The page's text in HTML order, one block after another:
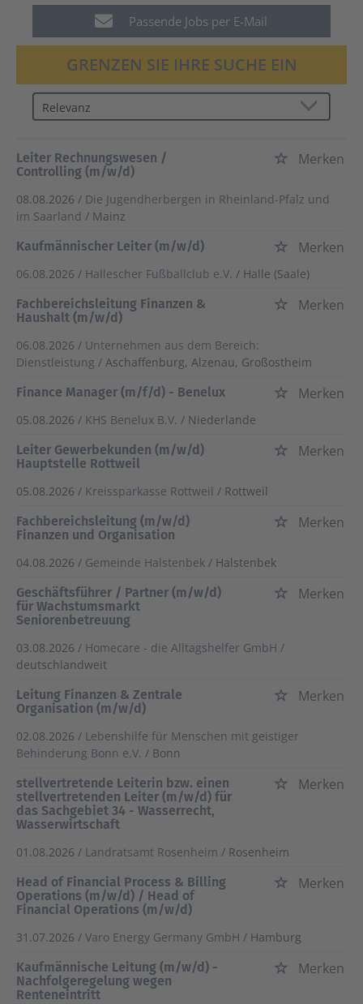
Passende Jobs per E-Mail
GRENZEN SIE IHRE SUCHE EIN
Leiter Rechnungswesen /
Controlling (m/w/d)
Merken
08.08.2026 / Die Jugendherbergen in Rheinland-Pfalz und
im Saarland / Mainz
Kaufmännischer Leiter (m/w/d)
Merken
06.08.2026 / Hallescher Fußballclub e.V. / Halle (Saale)
Fachbereichsleitung Finanzen &
Haushalt (m/w/d)
Merken
06.08.2026 / Unternehmen aus dem Bereich:
Dienstleistung / Aschaffenburg, Alzenau, Großostheim
Finance Manager (m/f/d) - Benelux
Merken
05.08.2026 / KHS Benelux B.V. / Niederlande
Leiter Gewerbekunden (m/w/d)
Hauptstelle Rottweil
Merken
05.08.2026 / Kreissparkasse Rottweil / Rottweil
Fachbereichsleitung (m/w/d)
Finanzen und Organisation
Merken
04.08.2026 / Gemeinde Halstenbek / Halstenbek
Geschäftsführer / Partner (m/w/d)
für Wachstumsmarkt
Seniorenbetreuung
Merken
03.08.2026 / Homecare - die Alltagshelfer GmbH /
deutschlandweit
Leitung Finanzen & Zentrale
Organisation (m/w/d)
Merken
02.08.2026 / Lebenshilfe für Menschen mit geistiger
Behinderung Bonn e.V. / Bonn
stellvertretende Leiterin bzw. einen
stellvertretenden Leiter (m/w/d) für
das Sachgebiet 34 - Wasserrecht,
Wasserwirtschaft
Merken
01.08.2026 / Landratsamt Rosenheim / Rosenheim
Head of Financial Process & Billing
Operations (m/w/d) / Head of
Financial Operations (m/w/d)
Merken
31.07.2026 / Varo Energy Germany GmbH / Hamburg
Kaufmännische Leitung (m/w/d) -
Nachfolgeregelung wegen
Renteneintritt
Merken